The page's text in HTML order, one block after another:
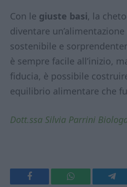
Con le giuste basi, la
diventare
sostenibile e
è sempre facile all’inizio,
fiducia, è possibile
equilibrio alimentare che
Dott.ssa Silvia Parrini
Facebook WhatsApp